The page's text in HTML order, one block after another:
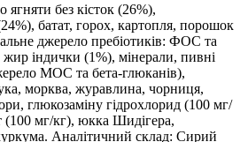
ягняти без кісток (26%),
батат, горох, картопля, порошок
джерело пребіотиків: ФОС та
жир індички (1%), мінерали, пивні
МОС та бета-глюканів),
морква, журавлина, чорниця,
глюкозаміну гідрохлорид (100 мг/
(100 мг/кг), юкка Шидігера,
Аналітичний склад: Сирий